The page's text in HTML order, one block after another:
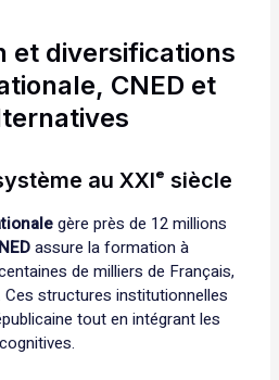
et diversifications
CNED et
au XXIᵉ siècle
gère près de 12 millions
assure la formation à
de milliers de Français,
Ces structures institutionnelles
tout en intégrant les